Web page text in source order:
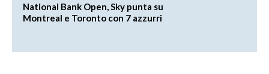
National Bank Open, Sky punta su
Montreal e Toronto con 7 azzurri